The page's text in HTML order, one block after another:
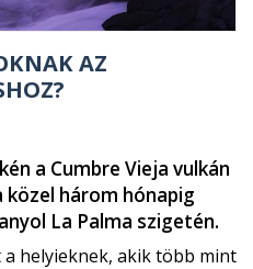
AZ
a Cumbre Vieja vulkán
három hónapig
La Palma szigetén.
helyieknek, akik több mint